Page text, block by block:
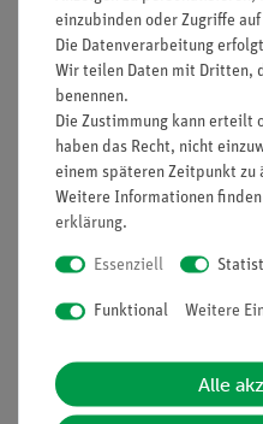
2 Cobra
Satz Schwimmkörper
Messing, Buchenholz
Zubehör
Media / Downloads
einzubinden oder Zugriffe
Die Datenverarbeitung
Wir teilen Daten mit Dritten,
benennen.
Die Zustimmung kann erteilt
haben das Recht, nicht
einem späteren Zeitpunkt zu
Weitere Informationen
erklärung.
Essenziell
Funktional Weitere
Alle